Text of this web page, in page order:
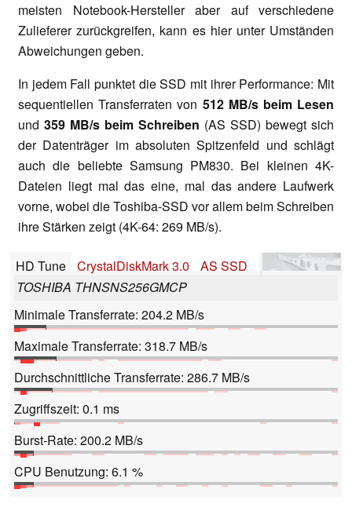
meisten Notebook-Hersteller aber auf verschiedene
Zulieferer zurückgreifen, kann es hier unter Umständen
Abweichungen geben.
In jedem Fall punktet die SSD mit ihrer Performance: Mit
sequentiellen Transferraten von 512 MB/s beim Lesen
und 359 MB/s beim Schreiben (AS SSD) bewegt sich
der Datenträger im absoluten Spitzenfeld und schlägt
auch die beliebte Samsung PM830. Bei kleinen 4K-
Dateien liegt mal das eine, mal das andere Laufwerk
vorne, wobei die Toshiba-SSD vor allem beim Schreiben
ihre Stärken zeigt (4K-64: 269 MB/s).
HD Tune CrystalDiskMark 3.0
AS SSD
TOSHIBA THNSNS256GMCP
Minimale Transferrate: 204.2 MB/s
Maximale Transferrate: 318.7 MB/s
Durchschnittliche Transferrate: 286.7 MB/s
Zugriffszeit: 0.1 ms
Burst-Rate: 200.2 MB/s
CPU Benutzung: 6.1 %